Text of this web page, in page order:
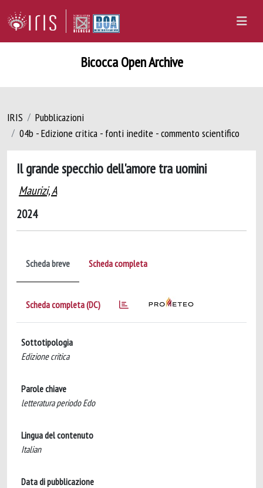
Bicocca Open Archive
IRIS
Pubblicazioni
04b - Edizione critica - fonti inedite - commento scientifico
Il grande specchio dell'amore tra uomini
Maurizi, A
2024
Scheda breve Scheda completa
Scheda completa (DC)
Sottotipologia
Edizione critica
Parole chiave
letteratura periodo Edo
Lingua del contenuto
Italian
Data di pubblicazione